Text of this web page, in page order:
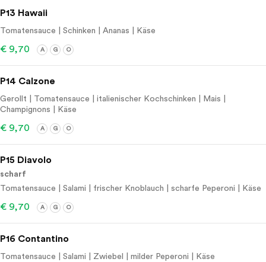
P13 Hawaii
Tomatensauce | Schinken | Ananas | Käse
€ 9,70 A G O
P14 Calzone
Gerollt | Tomatensauce | italienischer Kochschinken | Mais |
Champignons | Käse
€ 9,70 A G O
P15 Diavolo
scharf
Tomatensauce | Salami | frischer Knoblauch | scharfe Peperoni | Käse
€ 9,70 A G O
P16 Contantino
Tomatensauce | Salami | Zwiebel | milder Peperoni | Käse